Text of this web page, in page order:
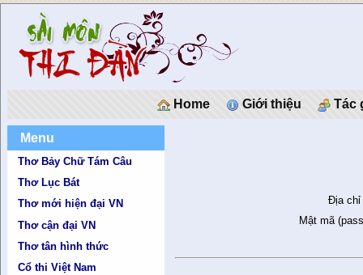
Home Giới thiệu Tác
Menu
Thơ Bảy Chữ Tám Câu
Thơ Lục Bát
Thơ mới hiện đại VN
Thơ cận đại VN
Thơ tân hình thức
Cổ thi Việt Nam
Địa chỉ
Mật mã